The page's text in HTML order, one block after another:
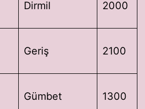
Dirmil 2000
Geriş 2100
Gümbet 1300